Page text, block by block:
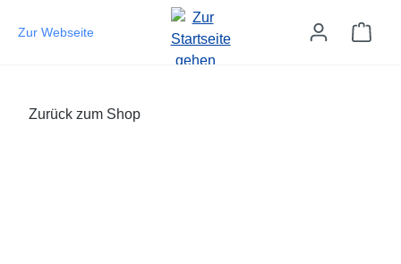
Zum Hauptinhalt springen
Zur Webseite
Zurück zum Shop